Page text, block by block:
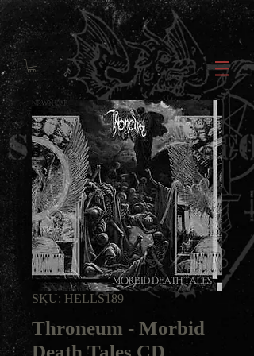
SKU: HELLS189
Throneum - Morbid
Death Tales CD